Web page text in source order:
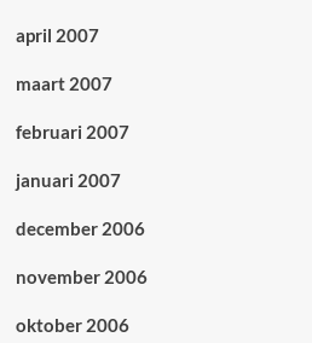
april 2007
maart 2007
februari 2007
januari 2007
december 2006
november 2006
oktober 2006